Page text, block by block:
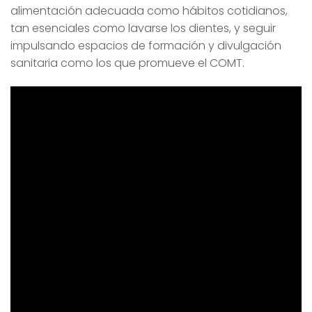
alimentación adecuada como hábitos cotidianos,
tan esenciales como lavarse los dientes, y seguir
impulsando espacios de formación y divulgación
sanitaria como los que promueve el COMT.